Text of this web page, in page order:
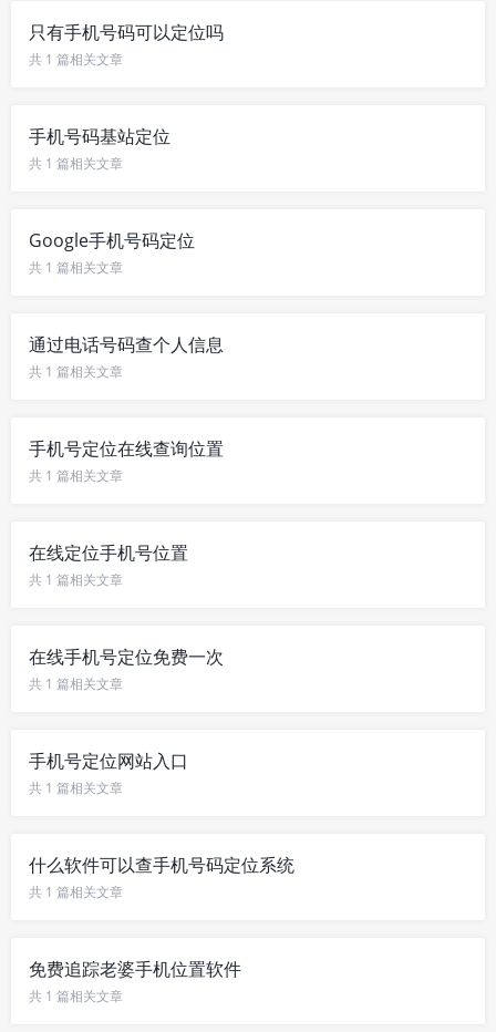
只有手机号码可以定位吗
共 1 篇相关文章
手机号码基站定位
共 1 篇相关文章
Google手机号码定位
共 1 篇相关文章
通过电话号码查个人信息
共 1 篇相关文章
手机号定位在线查询位置
共 1 篇相关文章
在线定位手机号位置
共 1 篇相关文章
在线手机号定位免费一次
共 1 篇相关文章
手机号定位网站入口
共 1 篇相关文章
什么软件可以查手机号码定位系统
共 1 篇相关文章
免费追踪老婆手机位置软件
共 1 篇相关文章